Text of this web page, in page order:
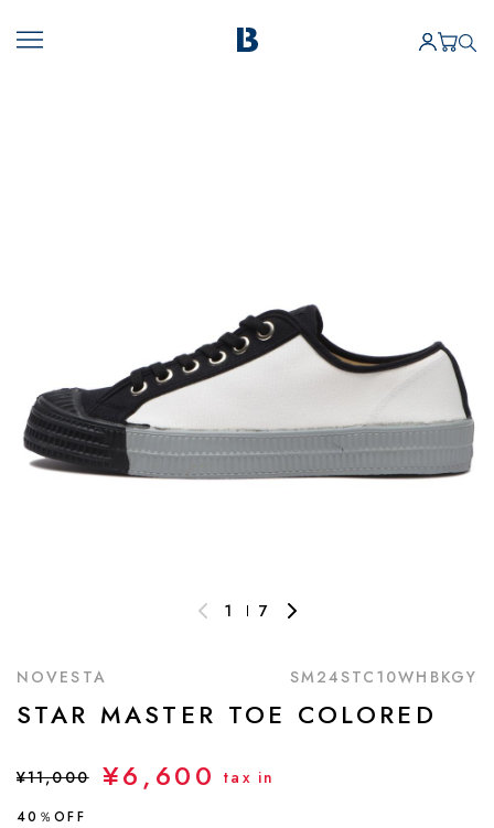
1 7
NOVESTA SM24STC10WHBKGY
STAR MASTER TOE COLORED
¥11,000 ¥6,600 tax in
40％OFF